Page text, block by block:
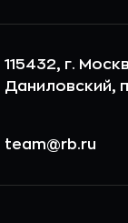
115432, г.
Даниловский,
team@rb.ru